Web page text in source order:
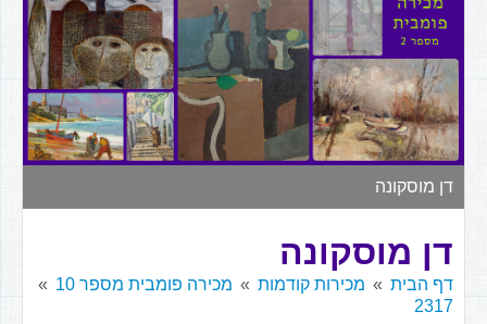
▼
▼
▼
דן מוסקונה
דן מוסקונה
דף הבית מכירות קודמות
מכירה פומבית מספר 10
2317